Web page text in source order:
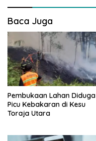
s
i
p
o
s
Baca Juga
Pembukaan Lahan Diduga
Picu Kebakaran di Kesu
Toraja Utara